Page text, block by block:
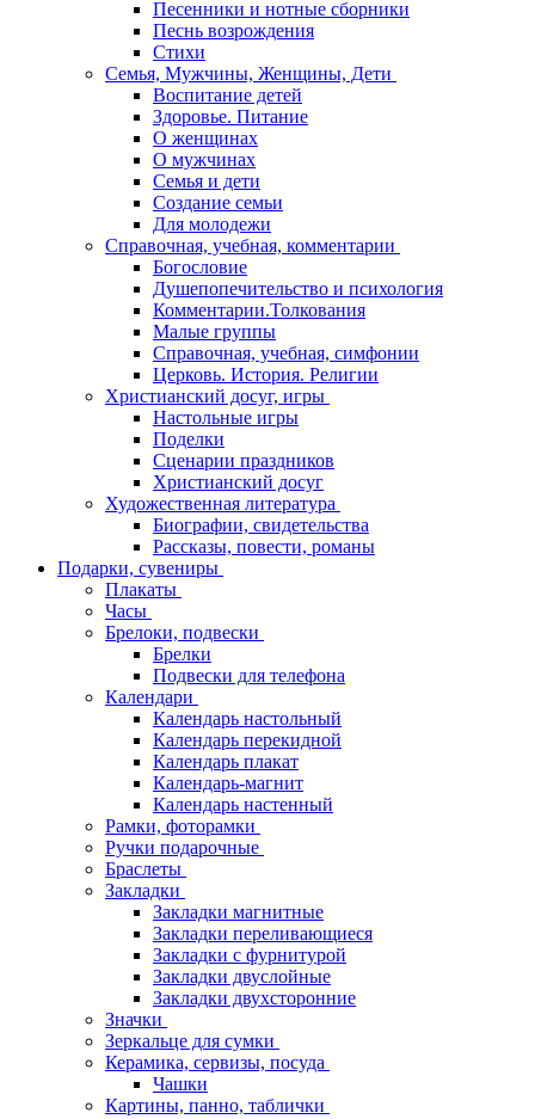
Песенники и нотные сборники
Песнь возрождения
Стихи
Семья, Мужчины, Женщины, Дети
Воспитание детей
Здоровье. Питание
О женщинах
О мужчинах
Семья и дети
Создание семьи
Для молодежи
Справочная, учебная, комментарии
Богословие
Душепопечительство и психология
Комментарии.Толкования
Малые группы
Справочная, учебная, симфонии
Церковь. История. Религии
Христианский досуг, игры
Настольные игры
Поделки
Сценарии праздников
Христианский досуг
Художественная литература
Биографии, свидетельства
Рассказы, повести, романы
Подарки, сувениры
Плакаты
Часы
Брелоки, подвески
Брелки
Подвески для телефона
Календари
Календарь настольный
Календарь перекидной
Календарь плакат
Календарь-магнит
Календарь настенный
Рамки, фоторамки
Ручки подарочные
Браслеты
Закладки
Закладки магнитные
Закладки переливающиеся
Закладки с фурнитурой
Закладки двуслойные
Закладки двухсторонние
Значки
Зеркальце для сумки
Керамика, сервизы, посуда
Чашки
Картины, панно, таблички